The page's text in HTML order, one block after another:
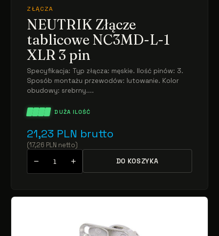
ZŁĄCZA
NEUTRIK Złącze
tablicowe NC3MD-L-1
XLR 3 pin
Specyfikacja: Typ złącza: męskie. Ilość pinów: 3.
Sposób montażu przewodów: lutowanie. Kolor
obudowy: srebrny....
DUŻA ILOŚĆ
21,23 PLN brutto
(17,26 PLN netto)
− + DO KOSZYKA